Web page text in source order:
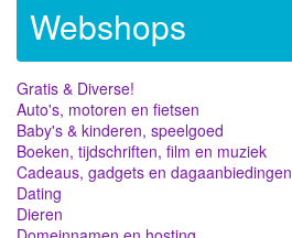
Webshops
Gratis & Diverse!
Auto's, motoren en fietsen
Baby's & kinderen, speelgoed
Boeken, tijdschriften, film en muziek
Cadeaus, gadgets en dagaanbiedingen
Dating
Dieren